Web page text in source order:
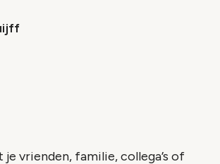
vrienden, familie, collega’s of